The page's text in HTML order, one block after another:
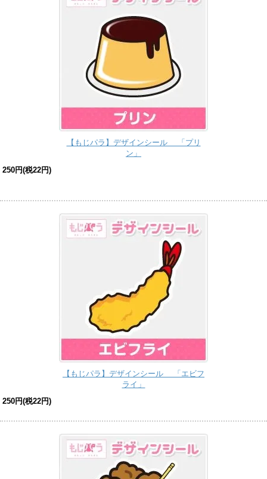
【もじパラ】デザインシール 「プリ
ン」
250円(税22円)
【もじパラ】デザインシール 「エビフ
ライ」
250円(税22円)